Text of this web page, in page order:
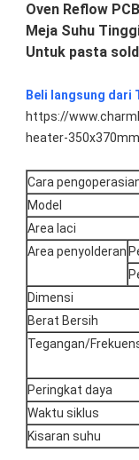
Oven Reflow
Meja Suhu
Untuk pasta
Beli langsung dari
https://
heater-
Cara
Model
Area laci
Area penyolderan
Dimensi
Berat Bersih
Tegangan/
Peringkat daya
Waktu siklus
Kisaran suhu